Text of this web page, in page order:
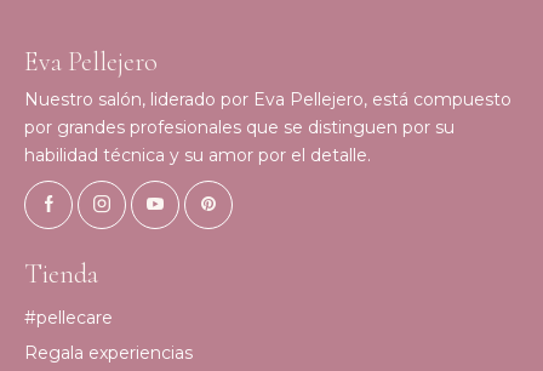
Eva Pellejero
Nuestro salón, liderado por Eva Pellejero, está compuesto
por grandes profesionales que se distinguen por su
habilidad técnica y su amor por el detalle.
Tienda
#pellecare
Regala experiencias